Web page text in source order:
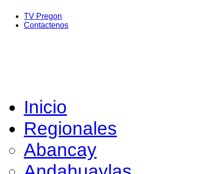
TV Pregon
Contactenos
Inicio
Regionales
Abancay